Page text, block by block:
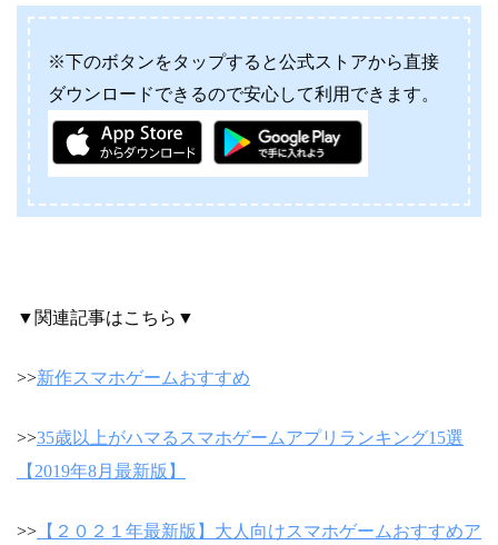
※下のボタンをタップすると公式ストアから直接
ダウンロードできるので安心して利用できます。
▼関連記事はこちら▼
>>新作スマホゲームおすすめ
>>35歳以上がハマるスマホゲームアプリランキング15選
【2019年8月最新版】
>> 【２０２１年最新版】大人向けスマホゲームおすすめア